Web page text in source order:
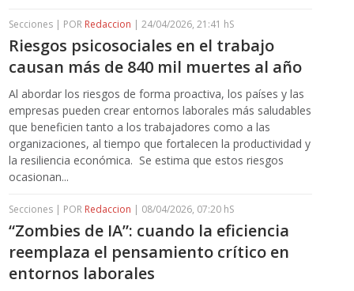
Secciones | POR Redaccion | 24/04/2026, 21:41 hS
Riesgos psicosociales en el trabajo
causan más de 840 mil muertes al año
Al abordar los riesgos de forma proactiva, los países y las
empresas pueden crear entornos laborales más saludables
que beneficien tanto a los trabajadores como a las
organizaciones, al tiempo que fortalecen la productividad y
la resiliencia económica. Se estima que estos riesgos
ocasionan...
Secciones | POR Redaccion | 08/04/2026, 07:20 hS
“Zombies de IA”: cuando la eficiencia
reemplaza el pensamiento crítico en
entornos laborales